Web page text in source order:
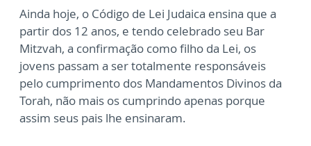
Ainda hoje, o Código de Lei Judaica ensina que a
partir dos 12 anos, e tendo celebrado seu Bar
Mitzvah, a confirmação como filho da Lei, os
jovens passam a ser totalmente responsáveis
pelo cumprimento dos Mandamentos Divinos da
Torah, não mais os cumprindo apenas porque
assim seus pais lhe ensinaram.